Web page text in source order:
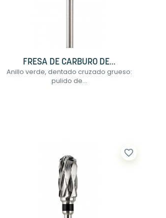
FRESA DE CARBURO DE...
Anillo verde, dentado cruzado grueso:
pulido de...
favorite_border